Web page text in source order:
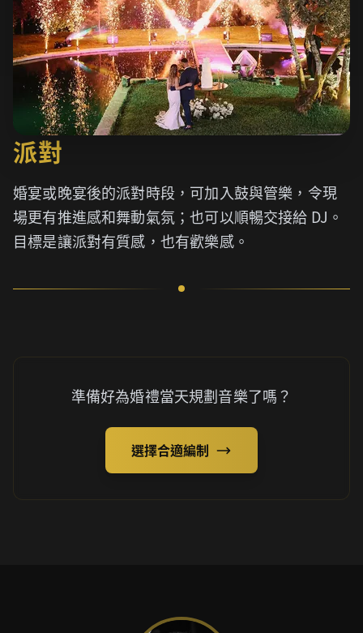
派對
婚宴或晚宴後的派對時段，可加入鼓與管樂，令現
場更有推進感和舞動氣氛；也可以順暢交接給 DJ。
目標是讓派對有質感，也有歡樂感。
準備好為婚禮當天規劃音樂了嗎？
選擇合適編制